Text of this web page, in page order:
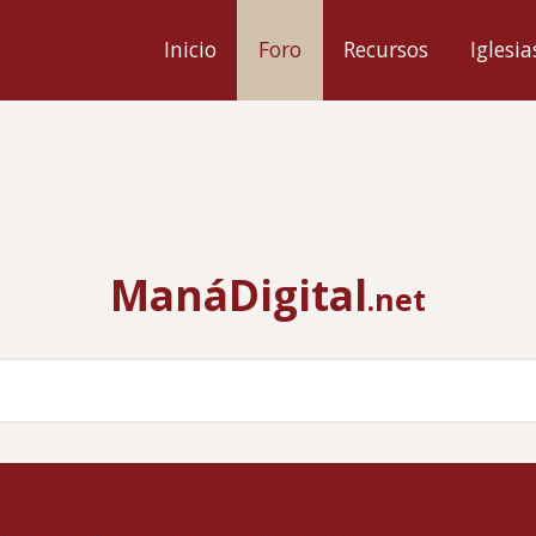
Inicio Foro Recursos
ManáDigital.net